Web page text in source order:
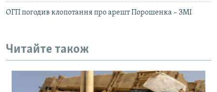
ОГП погодив клопотання про арешт Порошенка – ЗМІ
Читайте також